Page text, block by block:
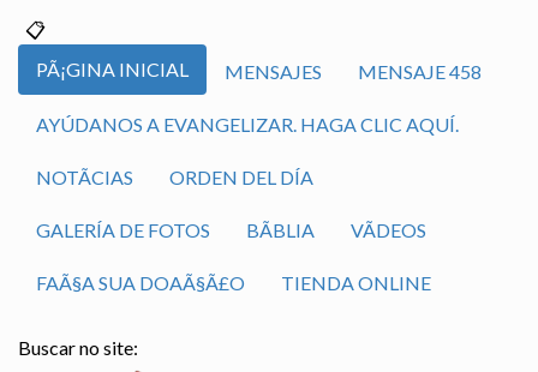
PÃ¡GINA INICIAL MENSAJES MENSAJE 458
AYÚDANOS A EVANGELIZAR. HAGA CLIC AQUÍ.
NOTÃ­CIAS ORDEN DEL DÍA
GALERÍA DE FOTOS BÃ­BLIA VÃ­DEOS
FAÃ§A SUA DOAÃ§Ã£O TIENDA ONLINE
Buscar no site: